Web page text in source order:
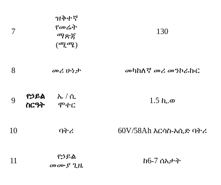
7
ዝቅተኛ
የመሬት
ማጽጃ
(ሚሜ)
130
8 መሪ ሁነታ መካከለኛ መሪ መንኮራኩር
9
የኃይል
ስርዓት
ኤ / ሲ
ሞተር
1.5 ኪ.ወ
10 ባትሪ 60V/58Ah እርሳስ-አሲድ ባትሪ
11
የኃይል
መሙያ ጊዜ
ከ6-7 ሰአታት